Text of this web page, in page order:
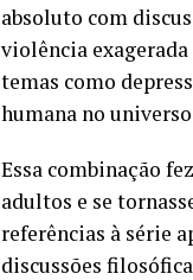
absoluto com
violência
temas como
humana no
Essa combinação
adultos e se
referências à série
discussões